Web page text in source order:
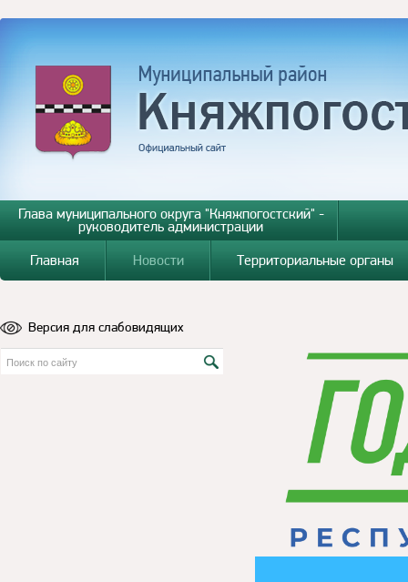
Глава муниципального округа "Княжпогостский" -
руководитель администрации
Главная
Новости Территориальные органы
Версия для слабовидящих